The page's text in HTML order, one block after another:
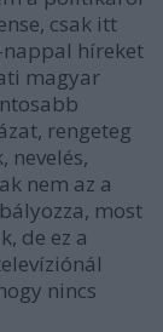
csak itt
nappal híreket
magyar
rengeteg
nevelés,
nem az a
most
de ez a
nincs